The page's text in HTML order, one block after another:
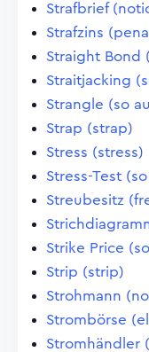
Strafbrief
Strafzins
Straight Bond
Straitjacking
Strangle (so
Strap (strap)
Stress (stress)
Stress-Test
Streubesitz
Strike Price
Strip (strip)
Strohmann
Strombörse
Stromhändler